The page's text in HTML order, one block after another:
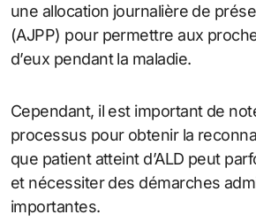
une allocation journalière de
(AJPP) pour permettre aux
d’eux pendant la maladie.
Cependant, il est important de
processus pour obtenir la
que patient atteint d’ALD peut
et nécessiter des démarches
importantes.